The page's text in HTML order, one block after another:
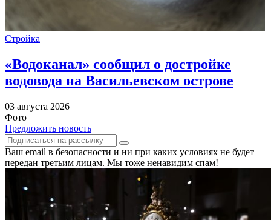
Стройка
«Водоканал» сообщил о достройке
водовода на Васильевском острове
03 августа 2026
Фото
Предложить новость
Ваш email в безопасности и ни при каких условиях не будет
передан третьим лицам. Мы тоже ненавидим спам!